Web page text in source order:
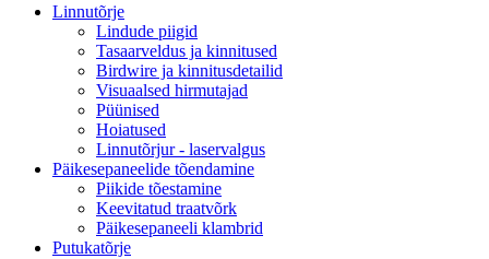
Linnutõrje
Lindude piigid
Tasaarveldus ja kinnitused
Birdwire ja kinnitusdetailid
Visuaalsed hirmutajad
Püünised
Hoiatused
Linnutõrjur - laservalgus
Päikesepaneelide tõendamine
Piikide tõestamine
Keevitatud traatvõrk
Päikesepaneeli klambrid
Putukatõrje